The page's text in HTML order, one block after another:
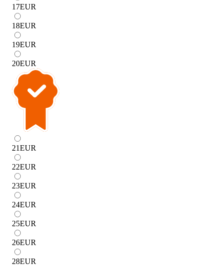
17EUR
18EUR
19EUR
20EUR
21EUR
22EUR
23EUR
24EUR
25EUR
26EUR
28EUR